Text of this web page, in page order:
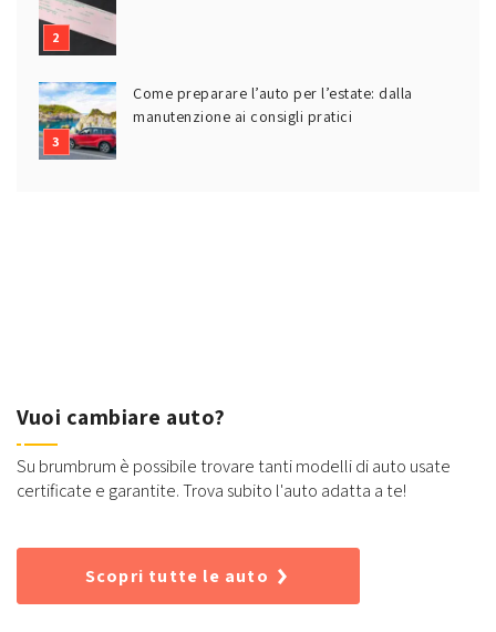
Come preparare l’auto per l’estate: dalla
manutenzione ai consigli pratici
Vuoi cambiare auto?
Su brumbrum è possibile trovare tanti modelli di auto usate
certificate e garantite. Trova subito l'auto adatta a te!
Scopri tutte le auto